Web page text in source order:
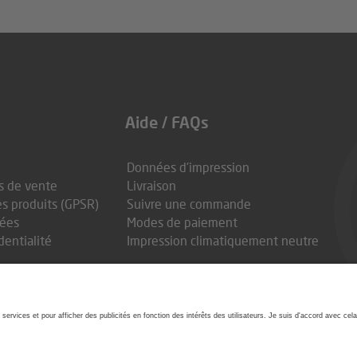
de vente
produits (GPSR)
Aide / FAQs
Données d'impression
Livraison
Suivre une commande
Modes de paiement
Impression climatiquement neutre